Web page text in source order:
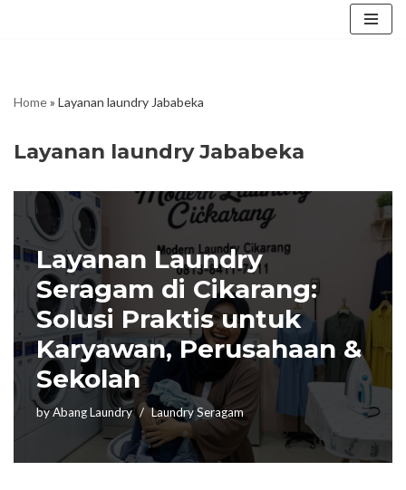
Home» Layanan laundry Jababeka
Layanan laundry Jababeka
Layanan Laundry
Seragam di Cikarang:
Solusi Praktis untuk
Karyawan, Perusahaan &
Sekolah
byAbang Laundry Laundry Seragam